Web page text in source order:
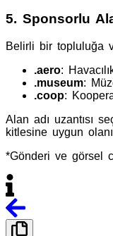
5. Sponsorlu
Belirli bir topluluğa
.aero:
.museum:
.coop:
Alan adı uzantısı
kitlesine uygun
*Gönderi ve görsel